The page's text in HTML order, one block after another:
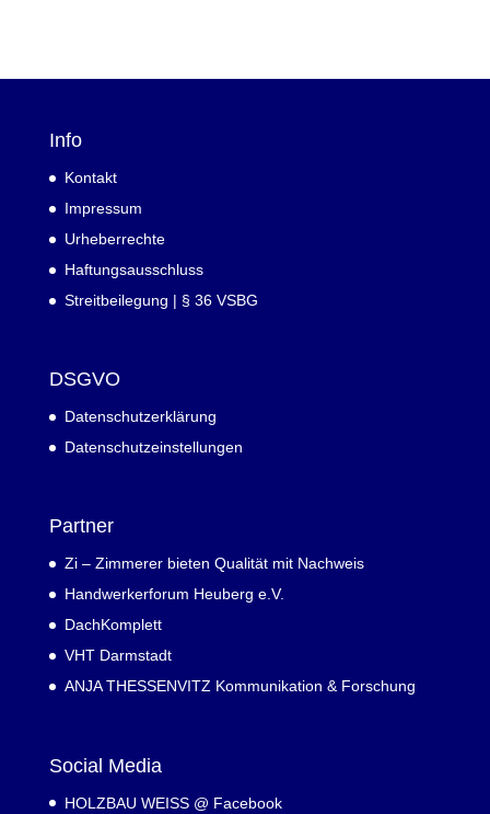
Info
Kontakt
Impressum
Urheberrechte
Haftungsausschluss
Streitbeilegung | § 36 VSBG
DSGVO
Datenschutzerklärung
Datenschutzeinstellungen
Partner
Zi – Zimmerer bieten Qualität mit Nachweis
Handwerkerforum Heuberg e.V.
DachKomplett
VHT Darmstadt
ANJA THESSENVITZ Kommunikation & Forschung
Social Media
HOLZBAU WEISS @ Facebook